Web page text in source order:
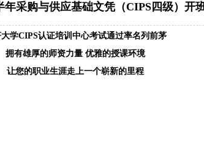
年采购与供应基础文凭（CIPS四级）开
大学CIPS认证培训中心考试通过率名列前茅
拥有雄厚的师资力量 优雅的授课环境
让您的职业生涯走上一个崭新的里程